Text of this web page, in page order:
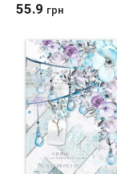
55.9 грн